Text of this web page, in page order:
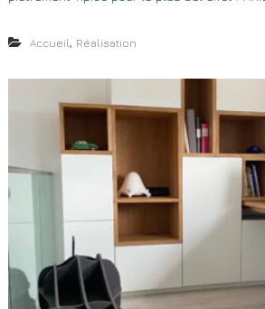
Accueil, Réalisation